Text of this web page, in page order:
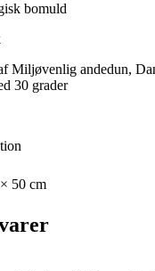
bomuld
Miljøvenlig andedun,
30 grader
50 cm